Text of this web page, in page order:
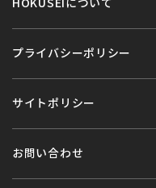
HOKUSEIについて
プライバシーポリシー
サイトポリシー
お問い合わせ